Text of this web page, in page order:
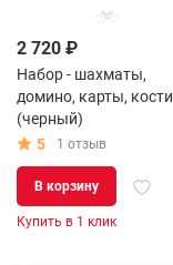
2 720 ₽
Набор - шахматы,
домино, карты, кости
(черный)
5
1 отзыв
В корзину
Купить в 1 клик